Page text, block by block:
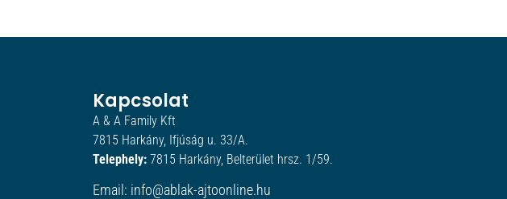
Kapcsolat
A & A Family Kft
7815 Harkány, Ifjúság u. 33/A.
Telephely: 7815 Harkány, Belterület hrsz. 1/59.
Email: info@ablak-ajtoonline.hu